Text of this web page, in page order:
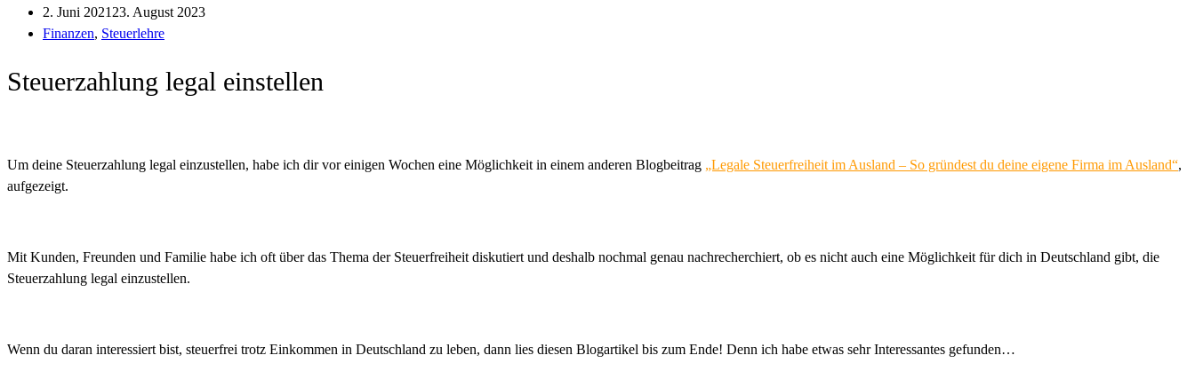
2. Juni 202123. August 2023
Finanzen, Steuerlehre
Steuerzahlung legal einstellen
Um deine Steuerzahlung legal einzustellen, habe ich dir vor einigen Wochen eine Möglichkeit in einem anderen Blogbeitrag „Legale Steuerfreiheit im Ausland – So gründest du deine eigene Firma im Ausland“,
aufgezeigt.
Mit Kunden, Freunden und Familie habe ich oft über das Thema der Steuerfreiheit diskutiert und deshalb nochmal genau nachrecherchiert, ob es nicht auch eine Möglichkeit für dich in Deutschland gibt, die
Steuerzahlung legal einzustellen.
Wenn du daran interessiert bist, steuerfrei trotz Einkommen in Deutschland zu leben, dann lies diesen Blogartikel bis zum Ende! Denn ich habe etwas sehr Interessantes gefunden…